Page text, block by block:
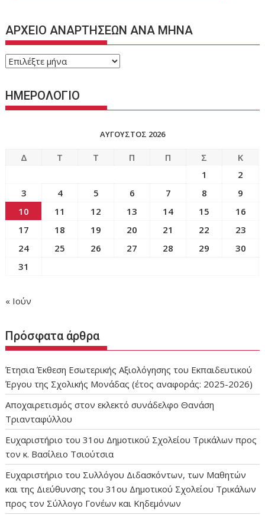
ΑΡΧΕΙΟ ΑΝΑΡΤΗΣΕΩΝ ΑΝΑ ΜΗΝΑ
ΑΡΧΕΙΟ
ΑΝΑ
ΜΗΝΑ
ΗΜΕΡΟΛΟΓΙΟ
ΑΎΓΟΥΣΤΟΣ 2026
Δ Τ Τ Π Π Σ
Κ
1
2
3
4 5 6 7 8
9
10
11 12 13 14 15
16
17
18 19 20 21 22
23
24
25 26 27 28 29
30
31
« Ιούν
Πρόσφατα άρθρα
Έτησια Έκθεση Εσωτερικής Αξιολόγησης του Εκπαιδευτικού
Έργου της Σχολικής Μονάδας (έτος αναφοράς: 2025-2026)
Αποχαιρετισμός στον εκλεκτό συνάδελφο Θανάση
Τριανταφύλλου
Ευχαριστήριο του 31ου Δημοτικού Σχολείου Τρικάλων προς
τον κ. Βασίλειο Τσιούτσια
Ευχαριστήριο του Συλλόγου Διδασκόντων, των Μαθητών
και της Διεύθυνσης του 31ου Δημοτικού Σχολείου Τρικάλων
προς τον Σύλλογο Γονέων και Κηδεμόνων